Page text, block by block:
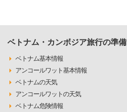
ベトナム・カンボジア旅行の準備
ベトナム基本情報
アンコールワット基本情報
ベトナムの天気
アンコールワットの天気
ベトナム危険情報